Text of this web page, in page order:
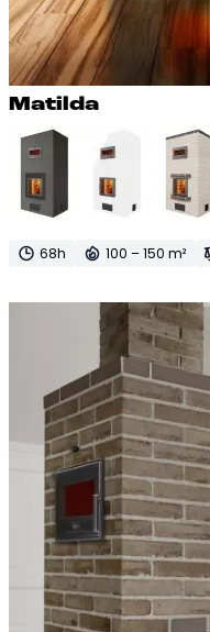
Ma­til­da
68h 100 – 150 m²